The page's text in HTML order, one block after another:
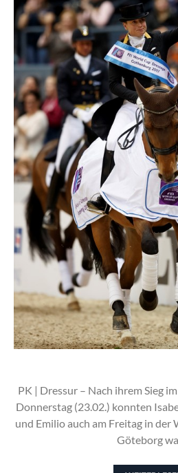
PK | Dressur – Nach ihrem Sieg
Donnerstag (23.02.) konnten
und Emilio auch am Freitag in der
Göteborg